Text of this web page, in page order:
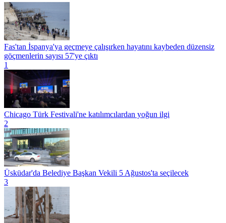
Fas'tan İspanya'ya geçmeye çalışırken hayatını kaybeden düzensiz
göçmenlerin sayısı 57'ye çıktı
1
Chicago Türk Festivali'ne katılımcılardan yoğun ilgi
2
Üsküdar'da Belediye Başkan Vekili 5 Ağustos'ta seçilecek
3